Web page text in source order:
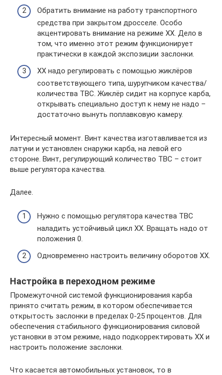
Обратить внимание на работу транспортного
средства при закрытом дросселе. Особо
акцентировать внимание на режиме ХХ. Дело в
том, что именно этот режим функционирует
практически в каждой экспозиции заслонки.
ХХ надо регулировать с помощью жиклёров
соответствующего типа, шурупчиком качества/
количества ТВС. Жиклёр сидит на корпусе карба,
открывать специально доступ к нему не надо –
достаточно вынуть поплавковую камеру.
Интересный момент. Винт качества изготавливается из
латуни и установлен снаружи карба, на левой его
стороне. Винт, регулирующий количество ТВС – стоит
выше регулятора качества.
Далее.
Нужно с помощью регулятора качества ТВС
наладить устойчивый цикл ХХ. Вращать надо от
положения 0.
Одновременно настроить величину оборотов ХХ.
Настройка в переходном режиме
Промежуточной системой функционирования карба
принято считать режим, в котором обеспечивается
открытость заслонки в пределах 0-25 процентов. Для
обеспечения стабильного функционирования силовой
установки в этом режиме, надо подкорректировать ХХ и
настроить положение заслонки.
Что касается автомобильных установок, то в